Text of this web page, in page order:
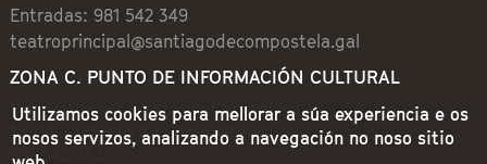
Entradas: 981 542 349
teatroprincipal@santiagodecompostela.gal
ZONA C. PUNTO DE INFORMACIÓN CULTURAL
Preguntoiro, 1 (Praza de Cervantes)
15704 Santiago de Compostela
981 542 462
Utilizamos cookies para mellorar a súa experiencia e os
nosos servizos, analizando a navegación no noso sitio